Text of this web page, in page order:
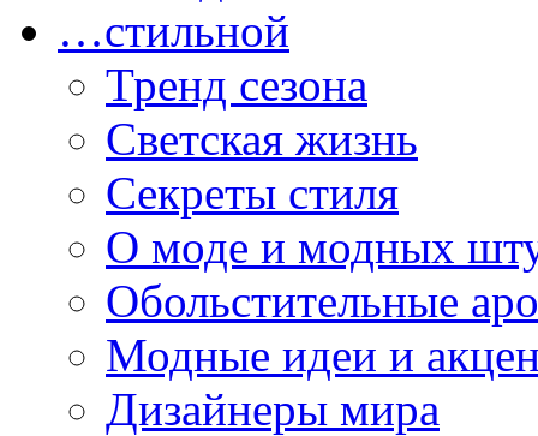
…стильной
Тренд сезона
Светская жизнь
Секреты стиля
О моде и модных
Обольстительные
Модные идеи и
Дизайнеры мира